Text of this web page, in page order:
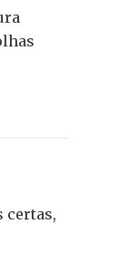
certas,